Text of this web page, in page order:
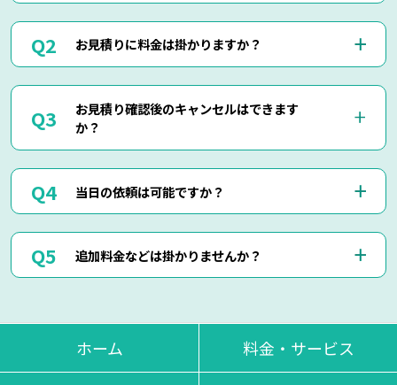
くださいませ。
お電話・メール・LINEにてご予約が可能です。
ご相談の際にご依頼作業の詳細や回収物の詳細など、ご説明
して頂けましたら簡易お見積りも可能でございます。
お客様に分かりやすくご説明させて頂きますのでご安心くだ
お見積りに料金は掛かりますか？
りますのでご安心してご相談くださいませ。
現地にて現物を確認しないと正確なお見積りを出せない場合
もございますので、お電話・メール・LINEでのお見積り
は、簡易お見積りを出させて頂きます。
正確なお見積りをご希望の場合は『出張お見積り』をご希望
頂ければ、無料にてご対応させて頂きます。
お見積り確認後のキャンセルはできます
か？
出張費などはもちろん掛かりませんのでご安心ください。
当社ではお見積り金額に納得されていないお客様に対して無
断で作業は行いません。
ただし悪質なキャンセルに関しましてはキャンセル料を頂く
場合もございます。
当日の依頼は可能ですか？
東京・神奈川・千葉・埼玉の対応エリア内でしたら、最短25
分で現地に到着させて頂きます。
追加料金などは掛かりませんか？
でご対応させて頂いております。
不当な追加料金等は一切掛かりませんのでご安心くださいま
ホーム 料金・サービス